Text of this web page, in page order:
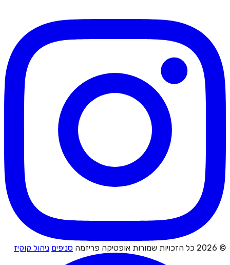
© 2026 כל הזכויות שמורות אופטיקה פריזמה סניפים ניהול קוקיז